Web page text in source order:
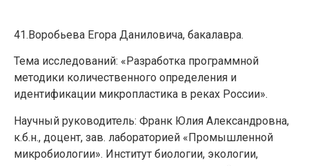
41.Воробьева Егора Даниловича, бакалавра.
Тема исследований: «Разработка программной
методики количественного определения и
идентификации микропластика в реках России».
Научный руководитель: Франк Юлия Александровна,
к.б.н., доцент, зав. лабораторией «Промышленной
микробиологии». Институт биологии, экологии,